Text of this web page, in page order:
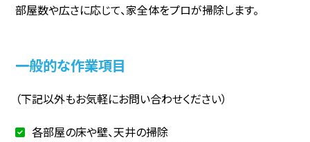
部屋数や広さに応じて、家全体をプロが掃除します。
一般的な作業項目
（下記以外もお気軽にお問い合わせください）
各部屋の床や壁、天井の掃除